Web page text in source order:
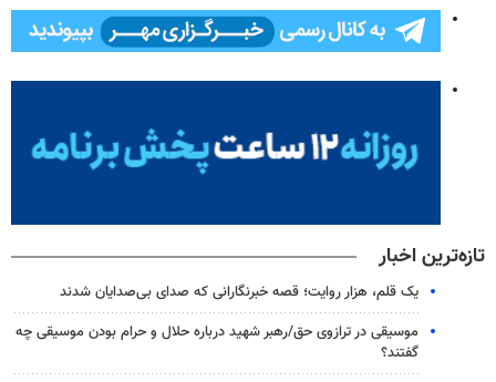
تازه‌ترین اخبار
یک قلم، هزار روایت؛ قصه خبرنگارانی که صدای بی‌صدایان شدند
موسیقی در ترازوی حق/رهبر شهید درباره حلال و حرام بودن موسیقی چه
گفتند؟